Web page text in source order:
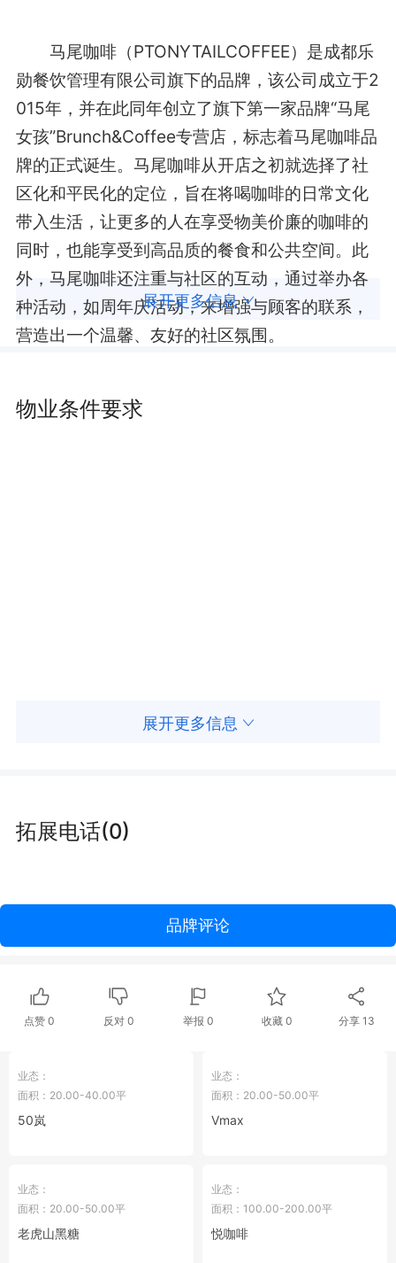
马尾咖啡（PTONYTAILCOFFEE）是成都乐
勋餐饮管理有限公司旗下的品牌，该公司成立于2
015年，并在此同年创立了旗下第一家品牌“马尾
女孩”Brunch&Coffee专营店，标志着马尾咖啡品
牌的正式诞生。马尾咖啡从开店之初就选择了社
区化和平民化的定位，旨在将喝咖啡的日常文化
带入生活，让更多的人在享受物美价廉的咖啡的
同时，也能享受到高品质的餐食和公共空间。此
外，马尾咖啡还注重与社区的互动，通过举办各
种活动，如周年庆活动，来增强与顾客的联系，
营造出一个温馨、友好的社区氛围‌。
展开更多信息
物业条件要求
展开更多信息
拓展电话(0)
品牌评论
点赞0 反对 0 举报 0 收藏 0 分享 13
业态：
面积：20.00-40.00平
50岚
业态：
面积：20.00-50.00平
Vmax
业态：
面积：20.00-50.00平
老虎山黑糖
业态：
面积：100.00-200.00平
悦咖啡